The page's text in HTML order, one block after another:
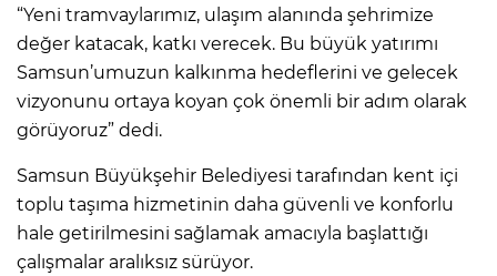
“Yeni tramvaylarımız, ulaşım alanında şehrimize
değer katacak, katkı verecek. Bu büyük yatırımı
Samsun’umuzun kalkınma hedeflerini ve gelecek
vizyonunu ortaya koyan çok önemli bir adım olarak
görüyoruz” dedi.
Samsun Büyükşehir Belediyesi tarafından kent içi
toplu taşıma hizmetinin daha güvenli ve konforlu
hale getirilmesini sağlamak amacıyla başlattığı
çalışmalar aralıksız sürüyor.